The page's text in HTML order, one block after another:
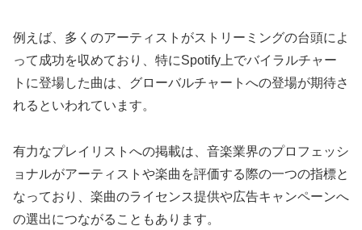
例えば、多くのアーティストがストリーミングの台頭によ
って成功を収めており、特にSpotify上でバイラルチャー
トに登場した曲は、グローバルチャートへの登場が期待さ
れるといわれています。
有力なプレイリストへの掲載は、音楽業界のプロフェッシ
ョナルがアーティストや楽曲を評価する際の一つの指標と
なっており、楽曲のライセンス提供や広告キャンペーンへ
の選出につながることもあります。